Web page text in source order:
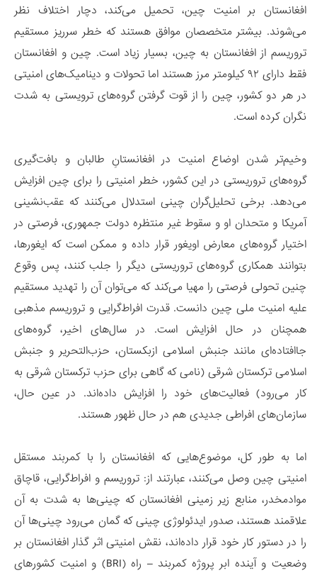
افغانستان بر امنیت چین، تحمیل می‌کند، دچار اختلاف نظر
می‌شوند. بیشتر متخصصان موافق هستند که خطر سرریز مستقیم
تروریسم از افغانستان به چین، بسیار زیاد است. چین و افغانستان
فقط دارای ۹۲ کیلومتر مرز هستند اما تحولات و دینامیک‌های امنیتی
در هر دو کشور، چین را از قوت گرفتن گروه‌های ترویستی به شدت
نگران کرده است.
وخیم‌تر شدن اوضاع امنیت در افغانستانِ طالبان و بافت‌گیری
گروه‌های تروریستی در این کشور، خطر امنیتی را برای چین افزایش
می‌دهد. برخی تحلیل‌گران چینی استدلال می‌کنند که عقب‌نشینی
آمریکا و متحدان او و سقوط غیر منتظره دولت جمهوری، فرصتی در
اختیار گروه‌های معارض اویغور قرار داده و ممکن است که ایغورها،
بتوانند همکاری گروه‌های تروریستی دیگر را جلب کنند، پس وقوع
چنین تحولی فرصتی را مهیا می‌کند که می‌توان آن را تهدید مستقیم
علیه امنیت ملی چین دانست. قدرت افراط‌گرایی و تروریسم مذهبی
همچنان در حال افزایش است. در سال‌های اخیر، گروه‌های
جاافتاده‌ای مانند جنبش اسلامی ازبکستان، حزب‌التحریر و جنبش
اسلامی ترکستان شرقی (نامی که گاهی برای حزب ترکستان شرقی به
کار می‌رود) فعالیت‌های خود را افزایش داده‌اند. در عین حال،
سازمان‌های افراطی جدیدی هم در حال ظهور هستند.
اما به طور کل، موضوع‌هایی که افغانستان را با کمربند مستقل
امنیتی چین وصل می‌کنند، عبارتند از: تروریسم و افراط‌گرایی، قاچاق
موادمخدر، منابع زیر زمینی افغانستان که چینی‌ها به شدت به آن
علاقمند هستند، صدور ایدئولوژی چینی که گمان می‌رود چینی‌ها آن
را در دستور کار خود قرار داده‌اند، نقش امنیتی اثر گذار افغانستان بر
وضعیت و آینده ابر پروژه کمربند – راه (BRI) و امنیت کشورهای